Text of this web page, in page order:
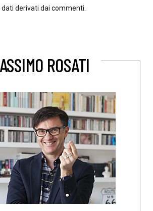
derivati dai commenti
ROSATI